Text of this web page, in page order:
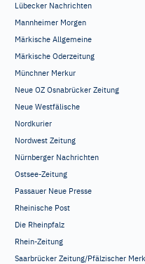
Lübecker Nachrichten
Mannheimer Morgen
Märkische Allgemeine
Märkische Oderzeitung
Münchner Merkur
Neue OZ Osnabrücker Zeitung
Neue Westfälische
Nordkurier
Nordwest Zeitung
Nürnberger Nachrichten
Ostsee-Zeitung
Passauer Neue Presse
Rheinische Post
Die Rheinpfalz
Rhein-Zeitung
Saarbrücker Zeitung/Pfälzischer